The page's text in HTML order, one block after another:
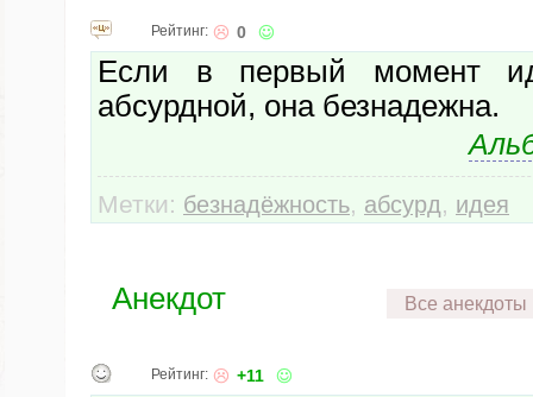
Рейтинг: 0
Если в первый момент
абсурдной, она безнадежна.
Метки: безнадёжность, абсурд, идея
Анекдот Все анекдоты
Рейтинг: +11